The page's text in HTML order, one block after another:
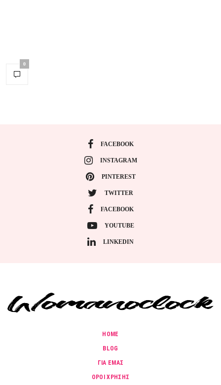
0
FACEBOOK
INSTAGRAM
PINTEREST
TWITTER
FACEBOOK
YOUTUBE
LINKEDIN
HOME
BLOG
ΓΙΑ ΕΜΑΣ
ΟΡΟΙ ΧΡΗΣΗΣ